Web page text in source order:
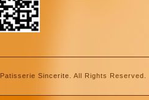
Patisserie Sincerite . All Rights Reserved.